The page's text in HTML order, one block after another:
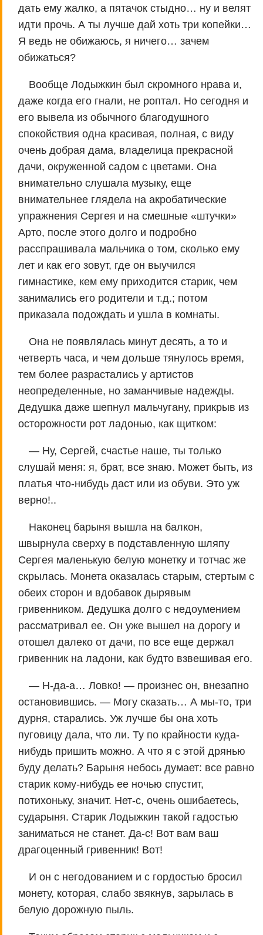
дать ему жалко, а пятачок стыдно… ну и велят
идти прочь. А ты лучше дай хоть три копейки…
Я ведь не обижаюсь, я ничего… зачем
обижаться?
Вообще Лодыжкин был скромного нрава и,
даже когда его гнали, не роптал. Но сегодня и
его вывела из обычного благодушного
спокойствия одна красивая, полная, с виду
очень добрая дама, владелица прекрасной
дачи, окруженной садом с цветами. Она
внимательно слушала музыку, еще
внимательнее глядела на акробатические
упражнения Сергея и на смешные «штучки»
Арто, после этого долго и подробно
расспрашивала мальчика о том, сколько ему
лет и как его зовут, где он выучился
гимнастике, кем ему приходится старик, чем
занимались его родители и т.д.; потом
приказала подождать и ушла в комнаты.
Она не появлялась минут десять, а то и
четверть часа, и чем дольше тянулось время,
тем более разрастались у артистов
неопределенные, но заманчивые надежды.
Дедушка даже шепнул мальчугану, прикрыв из
осторожности рот ладонью, как щитком:
— Ну, Сергей, счастье наше, ты только
слушай меня: я, брат, все знаю. Может быть, из
платья что-нибудь даст или из обуви. Это уж
верно!..
Наконец барыня вышла на балкон,
швырнула сверху в подставленную шляпу
Сергея маленькую белую монетку и тотчас же
скрылась. Монета оказалась старым, стертым с
обеих сторон и вдобавок дырявым
гривенником. Дедушка долго с недоумением
рассматривал ее. Он уже вышел на дорогу и
отошел далеко от дачи, по все еще держал
гривенник на ладони, как будто взвешивая его.
— Н-да-а… Ловко! — произнес он, внезапно
остановившись. — Могу сказать… А мы-то, три
дурня, старались. Уж лучше бы она хоть
пуговицу дала, что ли. Ту по крайности куда-
нибудь пришить можно. А что я с этой дрянью
буду делать? Барыня небось думает: все равно
старик кому-нибудь ее ночью спустит,
потихоньку, значит. Нет-с, очень ошибаетесь,
сударыня. Старик Лодыжкин такой гадостью
заниматься не станет. Да-с! Вот вам ваш
драгоценный гривенник! Вот!
И он с негодованием и с гордостью бросил
монету, которая, слабо звякнув, зарылась в
белую дорожную пыль.